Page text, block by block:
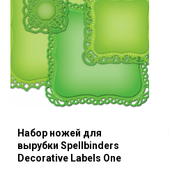
Набор ножей для
вырубки Spellbinders
Decorative Labels Оne